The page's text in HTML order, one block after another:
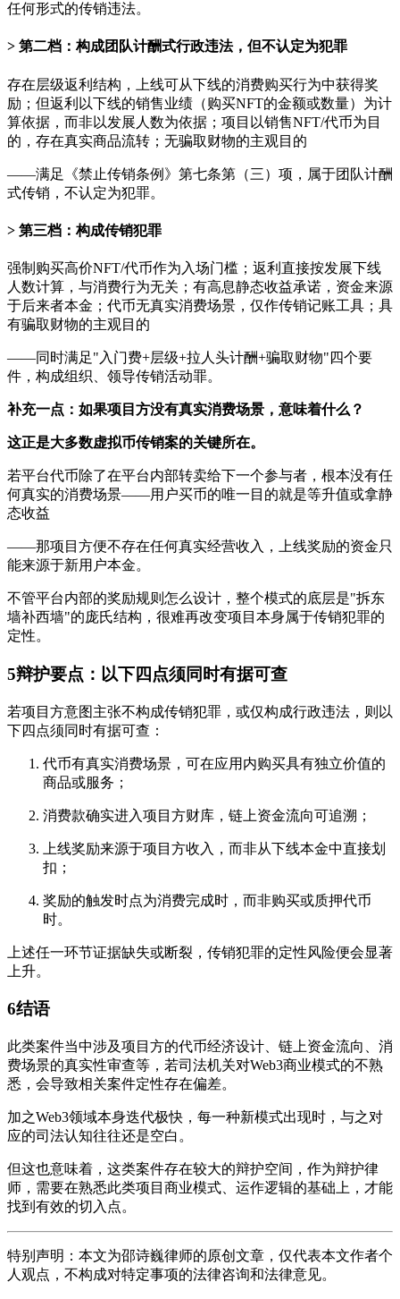
任何形式的传销违法。
第二档：构成团队计酬式行政违法，但不认定为犯罪
存在层级返利结构，上线可从下线的消费购买行为中获得奖
励；但返利以下线的销售业绩（购买NFT的金额或数量）为计
算依据，而非以发展人数为依据；项目以销售NFT/代币为目
的，存在真实商品流转；无骗取财物的主观目的
——满足《禁止传销条例》第七条第（三）项，属于团队计酬
式传销，不认定为犯罪。
第三档：构成传销犯罪
强制购买高价NFT/代币作为入场门槛；返利直接按发展下线
人数计算，与消费行为无关；有高息静态收益承诺，资金来源
于后来者本金；代币无真实消费场景，仅作传销记账工具；具
有骗取财物的主观目的
——同时满足"入门费+层级+拉人头计酬+骗取财物"四个要
件，构成组织、领导传销活动罪。
补充一点：如果项目方没有真实消费场景，意味着什么？
这正是大多数虚拟币传销案的关键所在。
若平台代币除了在平台内部转卖给下一个参与者，根本没有任
何真实的消费场景——用户买币的唯一目的就是等升值或拿静
态收益
——那项目方便不存在任何真实经营收入，上线奖励的资金只
能来源于新用户本金。
不管平台内部的奖励规则怎么设计，整个模式的底层是"拆东
墙补西墙"的庞氏结构，很难再改变项目本身属于传销犯罪的
定性。
5辩护要点：以下四点须同时有据可查
若项目方意图主张不构成传销犯罪，或仅构成行政违法，则以
下四点须同时有据可查：
代币有真实消费场景，可在应用内购买具有独立价值的
商品或服务；
消费款确实进入项目方财库，链上资金流向可追溯；
上线奖励来源于项目方收入，而非从下线本金中直接划
扣；
奖励的触发时点为消费完成时，而非购买或质押代币
时。
上述任一环节证据缺失或断裂，传销犯罪的定性风险便会显著
上升。
6结语
此类案件当中涉及项目方的代币经济设计、链上资金流向、消
费场景的真实性审查等，若司法机关对Web3商业模式的不熟
悉，会导致相关案件定性存在偏差。
加之Web3领域本身迭代极快，每一种新模式出现时，与之对
应的司法认知往往还是空白。
但这也意味着，这类案件存在较大的辩护空间，作为辩护律
师，需要在熟悉此类项目商业模式、运作逻辑的基础上，才能
找到有效的切入点。
特别声明：本文为邵诗巍律师的原创文章，仅代表本文作者个
人观点，不构成对特定事项的法律咨询和法律意见。